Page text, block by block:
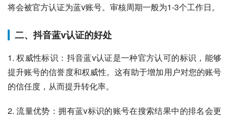
将会被官方认证为蓝v账号。审核周期一般为1-3个工作日。
二、抖音蓝v认证的好处
1. 权威性标识：抖音蓝v认证是一种官方认可的标识，能够
提升账号的信誉度和权威性。这有助于增加用户对您的账号
的信任度，从而提升转化率。
2. 流量优势：拥有蓝v标识的账号在搜索结果中的排名会更